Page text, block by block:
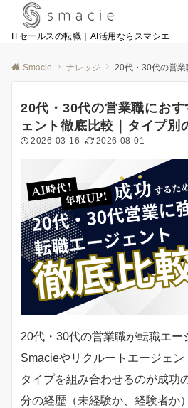
ITセールスの転職｜AI活用ならスマシエ
Smacie ナレッジ 20代・30代の営業職におすすめの
20代・30代の営業職にお
ェント徹底比較｜タイプ別
2026-03-16 2026-08-01
20代・30代の営業職が転職エー
Smacieやリクルートエージェ
タイプを組み合わせるのが成功
分の経歴（未経験か、経験者か